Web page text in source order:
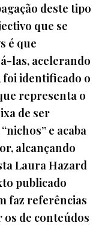
deste tipo
que se
é que
las, acelerando
foi identificado o
representa o
de ser
e acaba
alcançando
Laura Hazard
publicado
faz referências
de conteúdos